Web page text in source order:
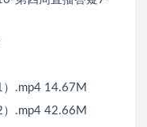
.mp4 14.67M
.mp4 42.66M